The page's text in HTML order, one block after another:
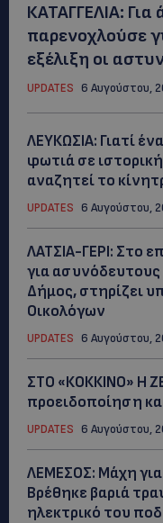
ΚΑΤΑΓΓΕΛΙΑ:
παρενοχλούσε
εξέλιξη οι
UPDATES 6 Αυγούστου,
ΛΕΥΚΩΣΙΑ: Γιατί
φωτιά σε
αναζητεί το
UPDATES 6 Αυγούστου,
ΛΑΤΣΙΑ-ΓΕΡΙ: Στο
για
Δήμος, στηρίζει
Οικολόγων
UPDATES 6 Αυγούστου,
ΣΤΟ «ΚΟΚΚΙΝΟ» Η
προειδοποίηση
UPDATES 6 Αυγούστου,
ΛΕΜΕΣΟΣ: Μάχη
Βρέθηκε βαριά
ηλεκτρικό του